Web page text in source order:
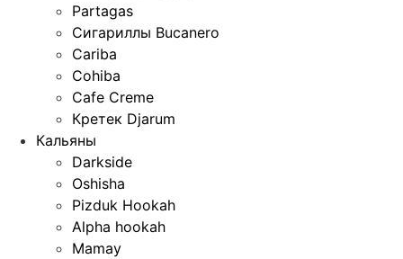
Partagas
Сигариллы Bucanero
Cariba
Cohiba
Cafe Creme
Кретек Djarum
Кальяны
Darkside
Oshisha
Pizduk Hookah
Alpha hookah
Mamay